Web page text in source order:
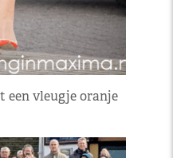
een vleugje oranje